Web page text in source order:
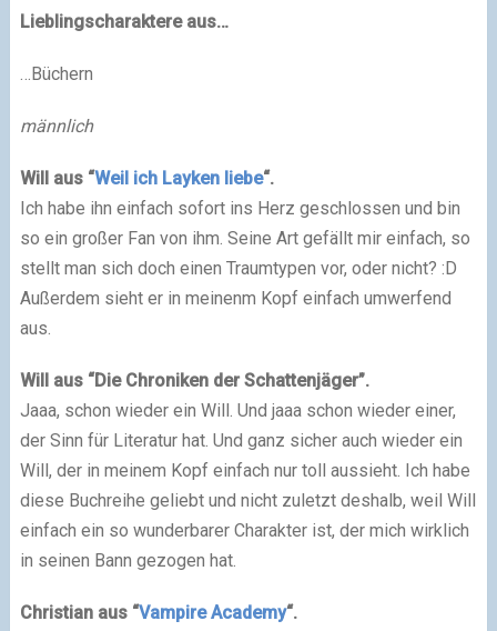
Lieblingscharaktere aus…
…Büchern
männlich
Will aus “Weil ich Layken liebe“.
Ich habe ihn einfach sofort ins Herz geschlossen und bin
so ein großer Fan von ihm. Seine Art gefällt mir einfach, so
stellt man sich doch einen Traumtypen vor, oder nicht? :D
Außerdem sieht er in meinenm Kopf einfach umwerfend
aus.
Will aus “Die Chroniken der Schattenjäger”.
Jaaa, schon wieder ein Will. Und jaaa schon wieder einer,
der Sinn für Literatur hat. Und ganz sicher auch wieder ein
Will, der in meinem Kopf einfach nur toll aussieht. Ich habe
diese Buchreihe geliebt und nicht zuletzt deshalb, weil Will
einfach ein so wunderbarer Charakter ist, der mich wirklich
in seinen Bann gezogen hat.
Christian aus “Vampire Academy“.